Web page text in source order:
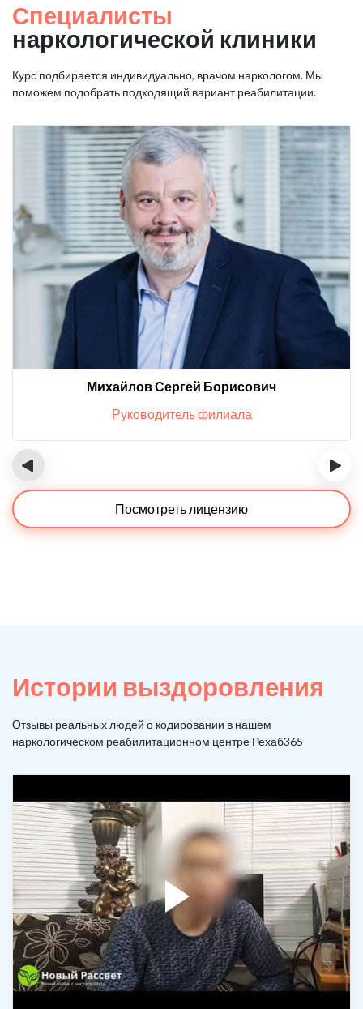
Специалисты
наркологической клиники
Курс подбирается индивидуально, врачом наркологом. Мы
поможем подобрать подходящий вариант реабилитации.
Михайлов Сергей Борисович
Руководитель филиала
‹ ›
Посмотреть лицензию
Истории выздоровления
Отзывы реальных людей о кодировании в нашем
наркологическом реабилитационном центре Рехаб365